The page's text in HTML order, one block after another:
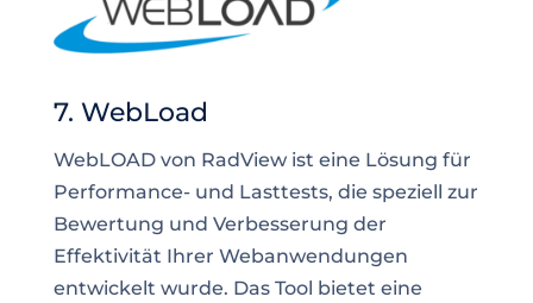
7. WebLoad
WebLOAD von RadView ist eine Lösung für
Performance- und Lasttests, die speziell zur
Bewertung und Verbesserung der
Effektivität Ihrer Webanwendungen
entwickelt wurde. Das Tool bietet eine